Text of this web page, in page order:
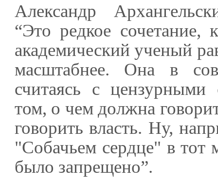
Александр
“Это редкое сочетание,
академический ученый
масштабнее. Она в
считаясь с цензурными
том, о чем должна
говорить власть. Ну,
"Собачьем сердце" в тот
было запрещено”.